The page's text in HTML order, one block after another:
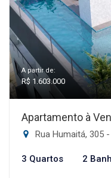
A partir de:
R$ 1.603.000
Apartamento à
Rua Humaitá, 305
3 Quartos 2